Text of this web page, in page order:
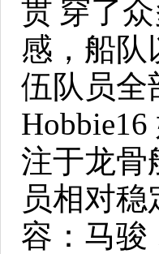
贯 穿了
感，船队
伍队员全
注于龙骨
员相对
容：马骏